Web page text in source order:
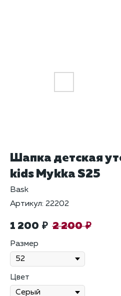
Шапка детская
kids Mykka S25
Bask
Артикул: 22202
1 200 ₽ 2 200 ₽
Размер
Цвет